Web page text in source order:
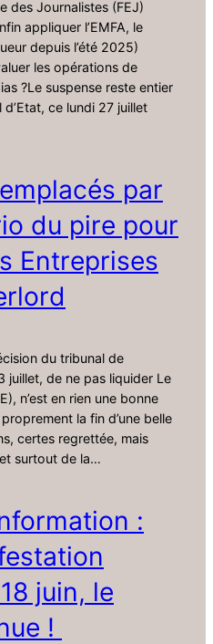
des Journalistes (FEJ)
appliquer l’EMFA, le
depuis l’été 2025)
les opérations de
?Le suspense reste entier
ce lundi 27 juillet
par
du pire pour
Entreprises
du tribunal de
juillet, de ne pas liquider Le
n’est en rien une bonne
la fin d’une belle
certes regrettée, mais
surtout de la…
:
juin, le
!